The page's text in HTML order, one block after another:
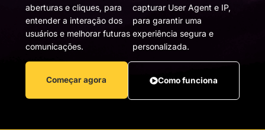
aberturas e cliques, para
entender a interação dos
usuários e melhorar futuras
comunicações.
capturar User Agent e IP,
para garantir uma
experiência segura e
personalizada.
Começar agora Como funciona